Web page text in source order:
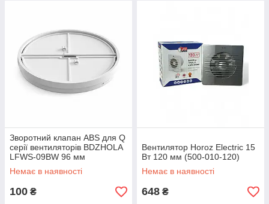
Зворотний клапан ABS для Q
серії вентиляторів BDZHOLA
LFWS-09BW 96 мм
Немає в наявності
100 ₴
Вентилятор Horoz Electric 15
Вт 120 мм (500-010-120)
Немає в наявності
648 ₴